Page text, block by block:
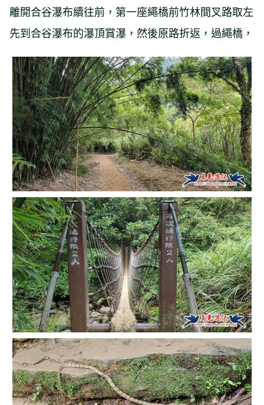
離開合谷瀑布續往前，第一座繩橋前竹林間叉路取左
先到合谷瀑布的瀑頂賞瀑，然後原路折返，過繩橋，